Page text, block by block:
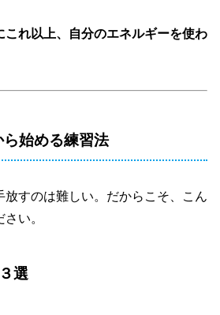
これ以上、自分のエネルギーを使わ
始める練習法
放すのは難しい。だからこそ、こん
い。
選